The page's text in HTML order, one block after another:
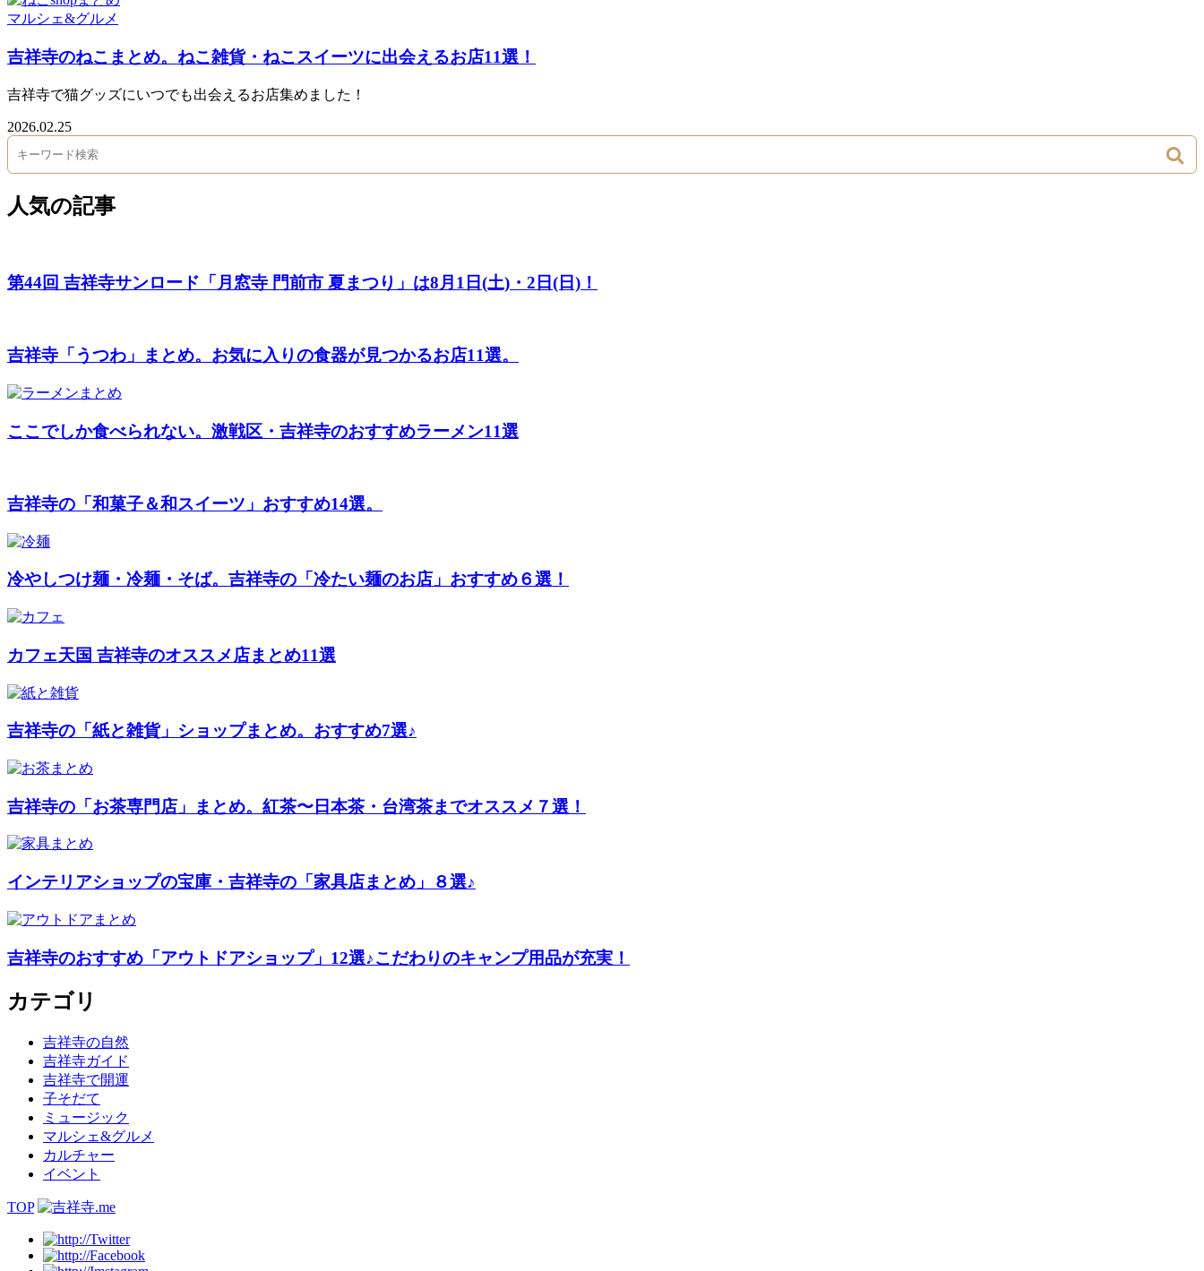
マルシェ&グルメ
吉祥寺のねこまとめ。ねこ雑貨・ねこスイーツに出会えるお店11選！
吉祥寺で猫グッズにいつでも出会えるお店集めました！
2026.02.25
人気の記事
第44回 吉祥寺サンロード「月窓寺 門前市 夏まつり」は8月1日(土)・2日(日)！
吉祥寺「うつわ」まとめ。お気に入りの食器が見つかるお店11選。
ここでしか食べられない。激戦区・吉祥寺のおすすめラーメン11選
吉祥寺の「和菓子＆和スイーツ」おすすめ14選。
冷やしつけ麺・冷麺・そば。吉祥寺の「冷たい麺のお店」おすすめ６選！
カフェ天国 吉祥寺のオススメ店まとめ11選
吉祥寺の「紙と雑貨」ショップまとめ。おすすめ7選♪
吉祥寺の「お茶専門店」まとめ。紅茶〜日本茶・台湾茶までオススメ７選！
インテリアショップの宝庫・吉祥寺の「家具店まとめ」８選♪
吉祥寺のおすすめ「アウトドアショップ」12選♪こだわりのキャンプ用品が充実！
カテゴリ
吉祥寺の自然
吉祥寺ガイド
吉祥寺で開運
子そだて
ミュージック
マルシェ&グルメ
カルチャー
イベント
TOP